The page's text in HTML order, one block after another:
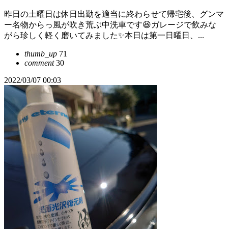
昨日の土曜日は休日出勤を適当に終わらせて帰宅後、グンマ
ー名物からっ風が吹き荒ぶ中洗車です😆ガレージで飲みな
がら珍しく軽く磨いてみました✨本日は第一日曜日、...
thumb_up 71
comment30
2022/03/07 00:03